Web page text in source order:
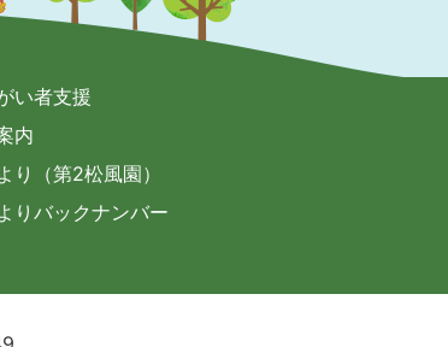
い者支援
内
り（第2松風園）
りバックナンバー